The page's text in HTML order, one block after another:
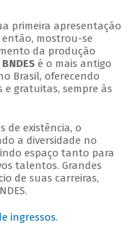
primeira apresentação
então, mostrou-se
da produção
é o mais antigo
Brasil, oferecendo
e gratuitas, sempre às
de existência, o
a diversidade no
espaço tanto para
talentos. Grandes
de suas carreiras,
ingressos.